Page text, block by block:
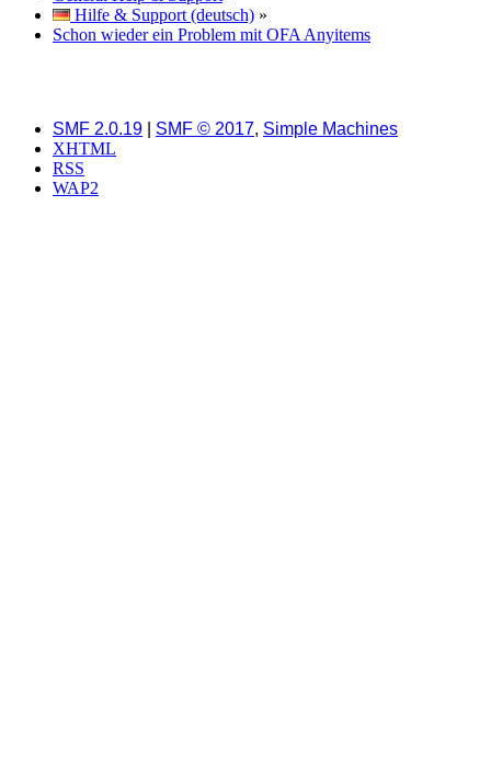
Hilfe & Support (deutsch) »
Schon wieder ein Problem mit OFA Anyitems
SMF 2.0.19 SMF © 2017, Simple Machines
XHTML
RSS
WAP2